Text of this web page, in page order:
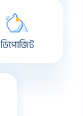
ডিপোজিট